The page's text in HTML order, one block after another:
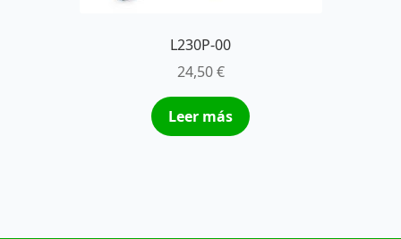
L230P-00
24,50€
Leer más